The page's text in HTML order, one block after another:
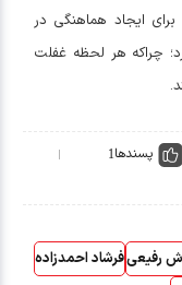
ایجاد هماهنگی در
چراکه هر لحظه غفلت
پسندها1
فرشاد احمدزاده